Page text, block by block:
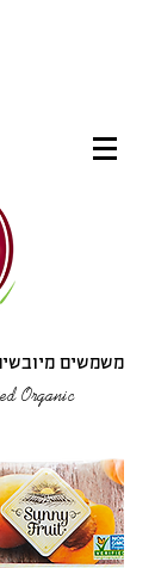
משמשים
Organic